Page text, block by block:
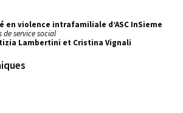
en violence intrafamiliale d’ASC InSieme
de service social
Lambertini et Cristina Vignali